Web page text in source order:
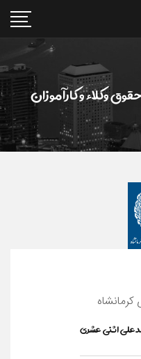
وکلاء و کارآموزان
اثنی عشری